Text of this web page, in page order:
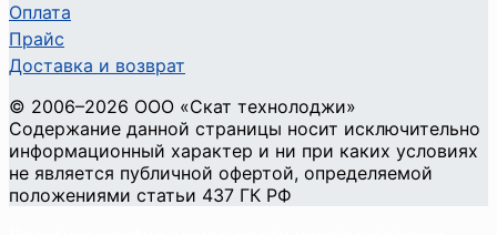
Оплата
Прайс
Доставка и возврат
© 2006–2026 ООО «Скат технолоджи»
Содержание данной страницы носит исключительно
информационный характер и ни при каких условиях
не является публичной офертой, определяемой
положениями статьи 437 ГК РФ